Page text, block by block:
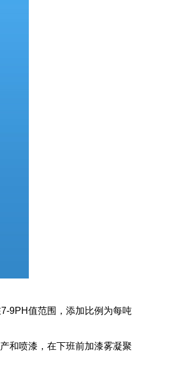
9PH值范围，添加比例为每吨
和喷漆，在下班前加漆雾凝聚